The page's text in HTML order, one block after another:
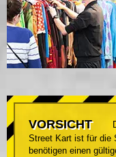
VORSICHT
Street Kart ist für die
benötigen einen